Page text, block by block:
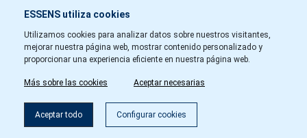
ESSENS utiliza cookies
Utilizamos cookies para analizar datos sobre nuestros visitantes,
mejorar nuestra página web, mostrar contenido personalizado y
proporcionar una experiencia eficiente en nuestra página web.
Más sobre las cookies Aceptar necesarias
Aceptar todo Configurar cookies